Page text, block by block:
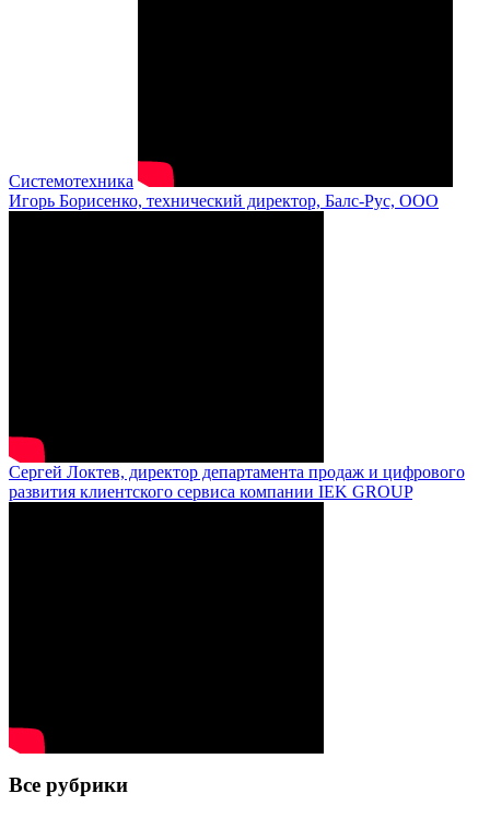
Системотехника
Игорь Борисенко, технический директор, Балс-Рус, ООО
Сергей Локтев, директор департамента продаж и цифрового
развития клиентского сервиса компании IEK GROUP
Все рубрики